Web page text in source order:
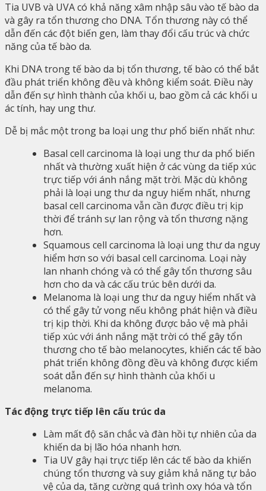
Tia UVB và UVA có khả năng xâm nhập sâu vào tế bào da
và gây ra tổn thương cho DNA. Tổn thương này có thể
dẫn đến các đột biến gen, làm thay đổi cấu trúc và chức
năng của tế bào da.
Khi DNA trong tế bào da bị tổn thương, tế bào có thể bắt
đầu phát triển không đều và không kiểm soát. Điều này
dẫn đến sự hình thành của khối u, bao gồm cả các khối u
ác tính, hay ung thư.
Dễ bị mắc một trong ba loại ung thư phổ biến nhất như:
Basal cell carcinoma là loại ung thư da phổ biến
nhất và thường xuất hiện ở các vùng da tiếp xúc
trực tiếp với ánh nắng mặt trời. Mặc dù không
phải là loại ung thư da nguy hiểm nhất, nhưng
basal cell carcinoma vẫn cần được điều trị kịp
thời để tránh sự lan rộng và tổn thương nặng
hơn.
Squamous cell carcinoma là loại ung thư da nguy
hiểm hơn so với basal cell carcinoma. Loại này
lan nhanh chóng và có thể gây tổn thương sâu
hơn cho da và các cấu trúc bên dưới da.
Melanoma là loại ung thư da nguy hiểm nhất và
có thể gây tử vong nếu không phát hiện và điều
trị kịp thời. Khi da không được bảo vệ mà phải
tiếp xúc với ánh nắng mặt trời có thể gây tổn
thương cho tế bào melanocytes, khiến các tế bào
phát triển không đồng đều và không được kiểm
soát dẫn đến sự hình thành của khối u
melanoma.
Tác động trực tiếp lên cấu trúc da
Làm mất độ săn chắc và đàn hồi tự nhiên của da
khiến da bị lão hóa nhanh hơn.
Tia UV gây hại trực tiếp lên các tế bào da khiến
chúng tổn thương và suy giảm khả năng tự bảo
vệ của da, tăng cường quá trình oxy hóa và tổn